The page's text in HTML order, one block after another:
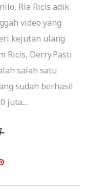
Ria Ricis adik
video yang
kejutan ulang
Ricis, Derry.Pasti
salah satu
sudah berhasil
juta...